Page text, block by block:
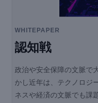
WHITEPAPER
認知戦
政治や安全保障の文脈で
かし近年は、テクノロジ
ネスや経済の文脈でも課